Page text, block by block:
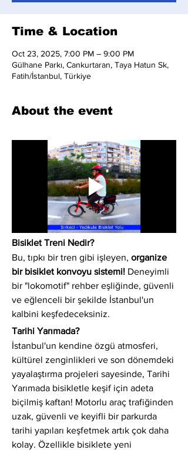
Time & Location
Oct 23, 2025, 7:00 PM – 9:00 PM
Gülhane Parkı, Cankurtaran, Taya Hatun Sk,
Fatih/İstanbul, Türkiye
About the event
Bisiklet Treni Nedir?
Bu, tıpkı bir tren gibi işleyen, organize
bir bisiklet konvoyu sistemi! Deneyimli
bir "lokomotif" rehber eşliğinde, güvenli
ve eğlenceli bir şekilde İstanbul'un
kalbini keşfedeceksiniz.
Tarihi Yarımada?
İstanbul'un kendine özgü atmosferi,
kültürel zenginlikleri ve son dönemdeki
yayalaştırma projeleri sayesinde, Tarihi
Yarımada bisikletle keşif için adeta
biçilmiş kaftan! Motorlu araç trafiğinden
uzak, güvenli ve keyifli bir parkurda
tarihi yapıları keşfetmek artık çok daha
kolay. Özellikle bisiklete yeni